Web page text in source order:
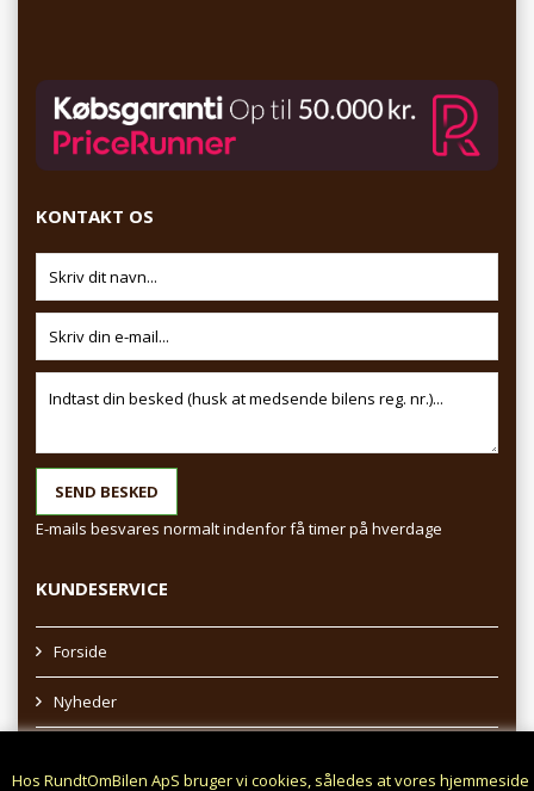
Hos RundtOmBilen ApS bruger vi cookies, således at vores hjemmeside
KONTAKT OS
E-mails besvares normalt indenfor få timer på hverdage
KUNDESERVICE
Forside
Nyheder